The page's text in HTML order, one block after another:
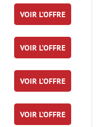
VOIR L’OFFRE
VOIR L’OFFRE
VOIR L’OFFRE
VOIR L’OFFRE